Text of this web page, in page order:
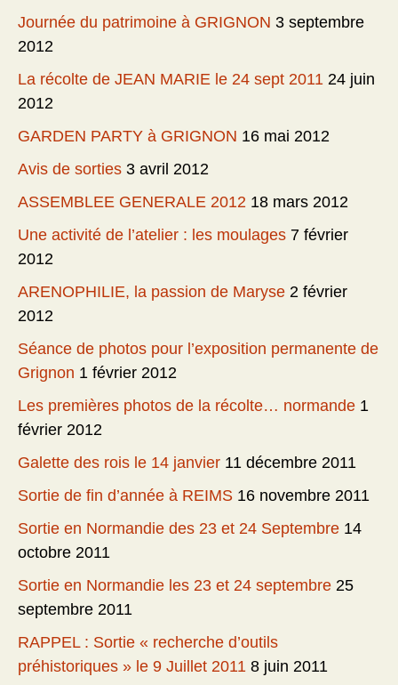
Journée du patrimoine à GRIGNON 3 septembre
2012
La récolte de JEAN MARIE le 24 sept 2011 24 juin
2012
GARDEN PARTY à GRIGNON 16 mai 2012
Avis de sorties 3 avril 2012
ASSEMBLEE GENERALE 2012 18 mars 2012
Une activité de l’atelier : les moulages 7 février
2012
ARENOPHILIE, la passion de Maryse 2 février
2012
Séance de photos pour l’exposition permanente de
Grignon 1 février 2012
Les premières photos de la récolte… normande 1
février 2012
Galette des rois le 14 janvier 11 décembre 2011
Sortie de fin d’année à REIMS 16 novembre 2011
Sortie en Normandie des 23 et 24 Septembre 14
octobre 2011
Sortie en Normandie les 23 et 24 septembre 25
septembre 2011
RAPPEL : Sortie « recherche d’outils
préhistoriques » le 9 Juillet 2011 8 juin 2011